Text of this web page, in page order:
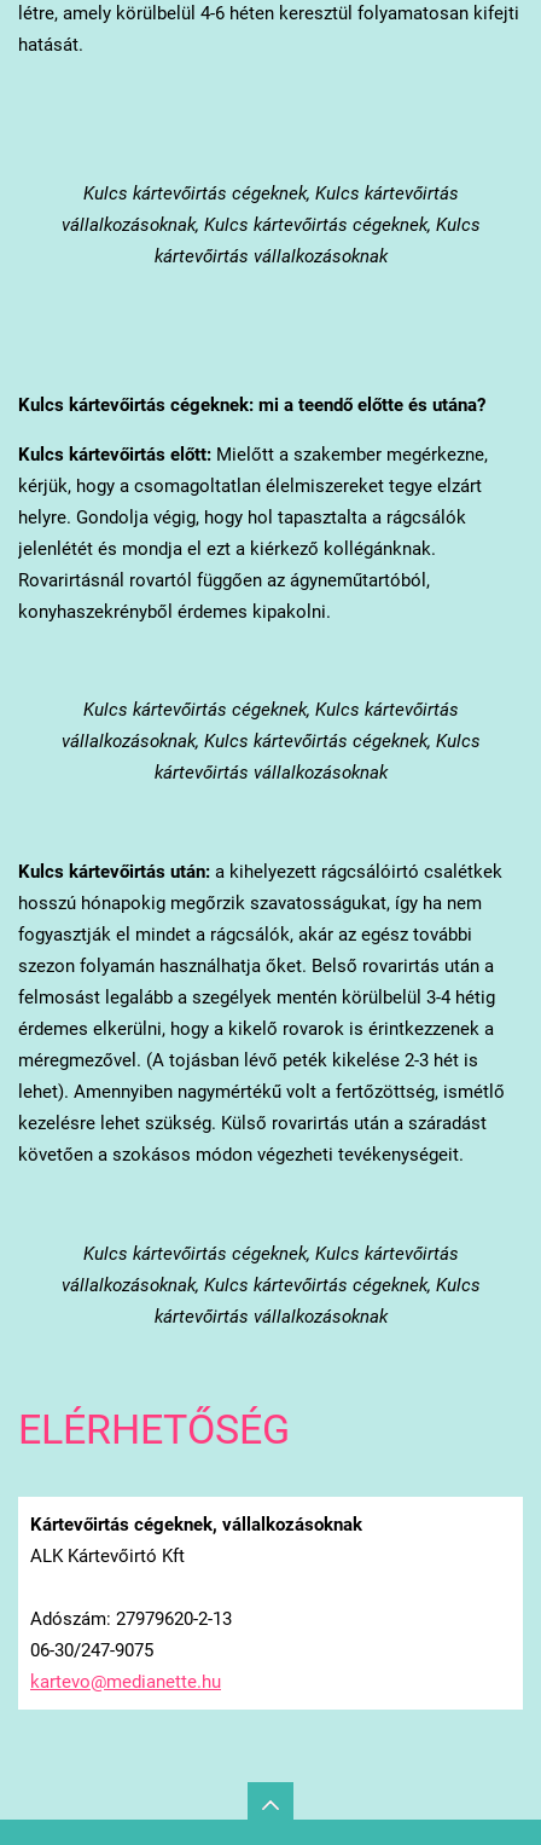
létre, amely körülbelül 4-6 héten keresztül folyamatosan kifejti
hatását.
Kulcs kártevőirtás cégeknek, Kulcs kártevőirtás
vállalkozásoknak, Kulcs kártevőirtás cégeknek, Kulcs
kártevőirtás vállalkozásoknak
Kulcskártevőirtás cégeknek: mi a teendő előtte és utána?
Kulcskártevőirtás előtt:Mielőtt a szakember megérkezne,
kérjük, hogy a csomagoltatlan élelmiszereket tegye elzárt
helyre. Gondolja végig, hogy hol tapasztalta a rágcsálók
jelenlétét és mondja el ezt a kiérkező kollégánknak.
Rovarirtásnál rovartól függően az ágyneműtartóból,
konyhaszekrényből érdemes kipakolni.
Kulcs kártevőirtás cégeknek, Kulcs kártevőirtás
vállalkozásoknak, Kulcs kártevőirtás cégeknek, Kulcs
kártevőirtás vállalkozásoknak
Kulcskártevőirtás után:a kihelyezett rágcsálóirtó csalétkek
hosszú hónapokig megőrzik szavatosságukat, így ha nem
fogyasztják el mindet a rágcsálók, akár az egész további
szezon folyamán használhatja őket. Belső rovarirtás után a
felmosást legalább a szegélyek mentén körülbelül 3-4 hétig
érdemes elkerülni, hogy a kikelő rovarok is érintkezzenek a
méregmezővel. (A tojásban lévő peték kikelése 2-3 hét is
lehet). Amennyiben nagymértékű volt a fertőzöttség, ismétlő
kezelésre lehet szükség. Külső rovarirtás után a száradást
követően a szokásos módon végezheti tevékenységeit.
Kulcs kártevőirtás cégeknek, Kulcs kártevőirtás
vállalkozásoknak, Kulcs kártevőirtás cégeknek, Kulcs
kártevőirtás vállalkozásoknak
ELÉRHETŐSÉG
Kártevőirtás cégeknek, vállalkozásoknak
ALK Kártevőirtó Kft
Adószám: 27979620-2-13
06-30/247-9075
kartevo@medianette.hu